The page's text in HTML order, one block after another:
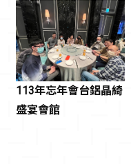
113年忘年會台鋁晶綺
盛宴會館